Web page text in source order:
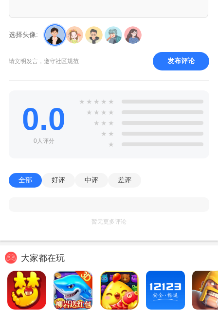
选择头像:
请文明发言，遵守社区规范 发布评论
0.0
0人评分
★ ★ ★ ★ ★
★ ★ ★ ★
★ ★ ★
★ ★
★
全部 好评 中评 差评
暂无更多评论
大家都在玩